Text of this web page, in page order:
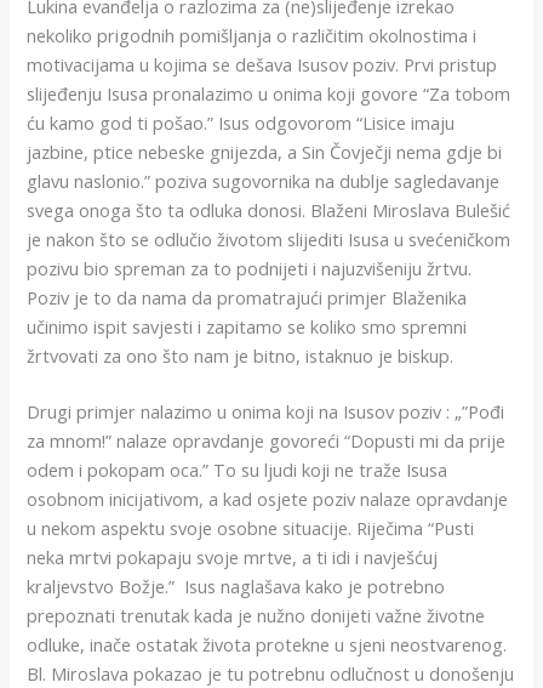
Lukina evanđelja o razlozima za (ne)slijeđenje izrekao
nekoliko prigodnih pomišljanja o različitim okolnostima i
motivacijama u kojima se dešava Isusov poziv. Prvi pristup
slijeđenju Isusa pronalazimo u onima koji govore “Za tobom
ću kamo god ti pošao.” Isus odgovorom “Lisice imaju
jazbine, ptice nebeske gnijezda, a Sin Čovječji nema gdje bi
glavu naslonio.” poziva sugovornika na dublje sagledavanje
svega onoga što ta odluka donosi. Blaženi Miroslava Bulešić
je nakon što se odlučio životom slijediti Isusa u svećeničkom
pozivu bio spreman za to podnijeti i najuzvišeniju žrtvu.
Poziv je to da nama da promatrajući primjer Blaženika
učinimo ispit savjesti i zapitamo se koliko smo spremni
žrtvovati za ono što nam je bitno, istaknuo je biskup.
Drugi primjer nalazimo u onima koji na Isusov poziv : „”Pođi
za mnom!” nalaze opravdanje govoreći “Dopusti mi da prije
odem i pokopam oca.” To su ljudi koji ne traže Isusa
osobnom inicijativom, a kad osjete poziv nalaze opravdanje
u nekom aspektu svoje osobne situacije. Riječima “Pusti
neka mrtvi pokapaju svoje mrtve, a ti idi i navješćuj
kraljevstvo Božje.” Isus naglašava kako je potrebno
prepoznati trenutak kada je nužno donijeti važne životne
odluke, inače ostatak života protekne u sjeni neostvarenog.
Bl. Miroslava pokazao je tu potrebnu odlučnost u donošenju